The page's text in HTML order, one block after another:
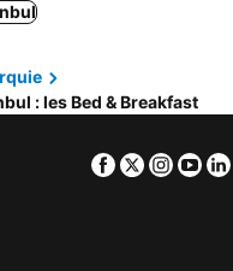
: les Bed & Breakfast
Facebook
Twitter